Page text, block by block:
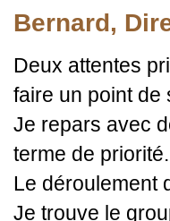
Bernard,
Deux attentes
faire un point de
Je repars avec
terme de priorité.
Le déroulement
Je trouve le